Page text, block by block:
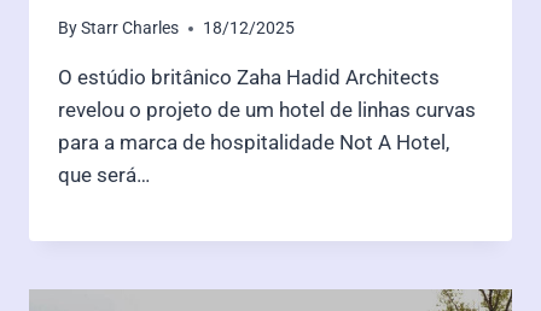
ByStarr Charles 18/12/2025
O estúdio britânico Zaha Hadid Architects
revelou o projeto de um hotel de linhas curvas
para a marca de hospitalidade Not A Hotel,
que será…